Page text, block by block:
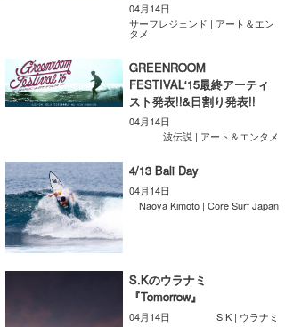
04月14日
サーフレジェンド | アート＆エン
タメ
GREENROOM
FESTIVAL‘15最終アーティ
スト発表!!&日割り発表!!
04月14日
波伝説 | アート＆エンタメ
4/13 Bali Day
04月14日
Naoya Kimoto | Core Surf Japan
S.Kのウラナミ
『Tomorrow』
04月14日 S.K | ウラナミ
三輪予報士
小川予報士
上條将美
唐澤予報士
SancheZ